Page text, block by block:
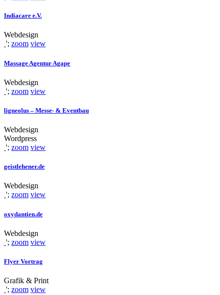
Indiacare e.V.
Webdesign
'; zoom view
Massage Agentur Agape
Webdesign
'; zoom view
ligneolus – Messe- & Eventbau
Webdesign
Wordpress
'; zoom view
geistlehener.de
Webdesign
'; zoom view
oxydantien.de
Webdesign
'; zoom view
Flyer Vortrag
Grafik & Print
'; zoom view